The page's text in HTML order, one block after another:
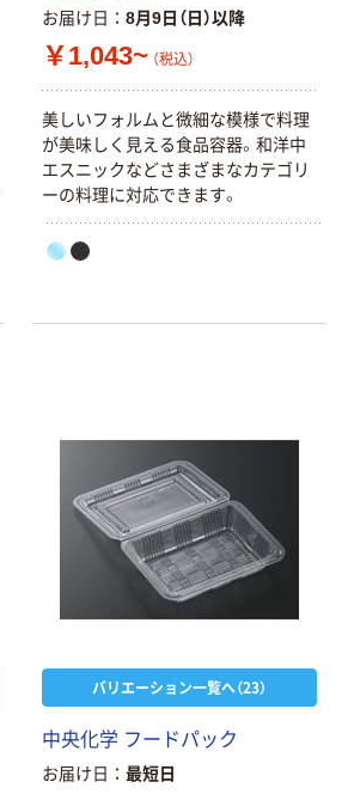
お届け日 8月9日（日）以降
￥1,043~ （税込）
美しいフォルムと微細な模様で料理
が美味しく見える食品容器。和洋中
エスニックなどさまざまなカテゴリ
ーの料理に対応できます。
バリエーション一覧へ（23）
中央化学 フードパック
お届け日 最短日